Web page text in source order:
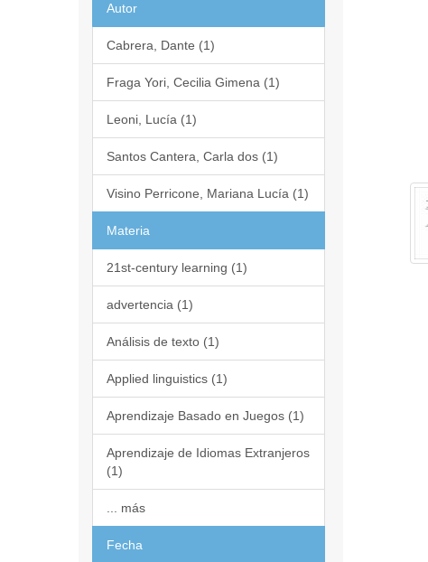
Autor
Cabrera, Dante (1)
Fraga Yori, Cecilia Gimena (1)
Leoni, Lucía (1)
Santos Cantera, Carla dos (1)
Visino Perricone, Mariana Lucía (1)
Materia
21st-century learning (1)
advertencia (1)
Análisis de texto (1)
Applied linguistics (1)
Aprendizaje Basado en Juegos (1)
Aprendizaje de Idiomas Extranjeros
(1)
... más
Fecha